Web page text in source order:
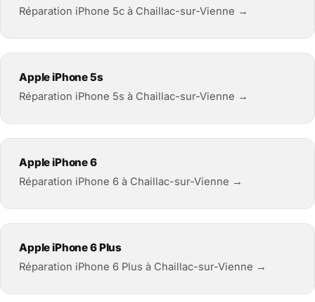
Réparation iPhone 5c à Chaillac-sur-Vienne →
Apple iPhone 5s
Réparation iPhone 5s à Chaillac-sur-Vienne →
Apple iPhone 6
Réparation iPhone 6 à Chaillac-sur-Vienne →
Apple iPhone 6 Plus
Réparation iPhone 6 Plus à Chaillac-sur-Vienne →